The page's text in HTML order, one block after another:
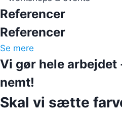
Referencer
Referencer
Se mere
Vi gør hele
nemt!
Skal vi sætte